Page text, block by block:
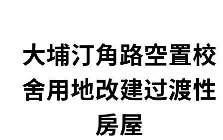
相关报导
关于本会
大埔汀角路空置校
舍用地改建过渡性
房屋